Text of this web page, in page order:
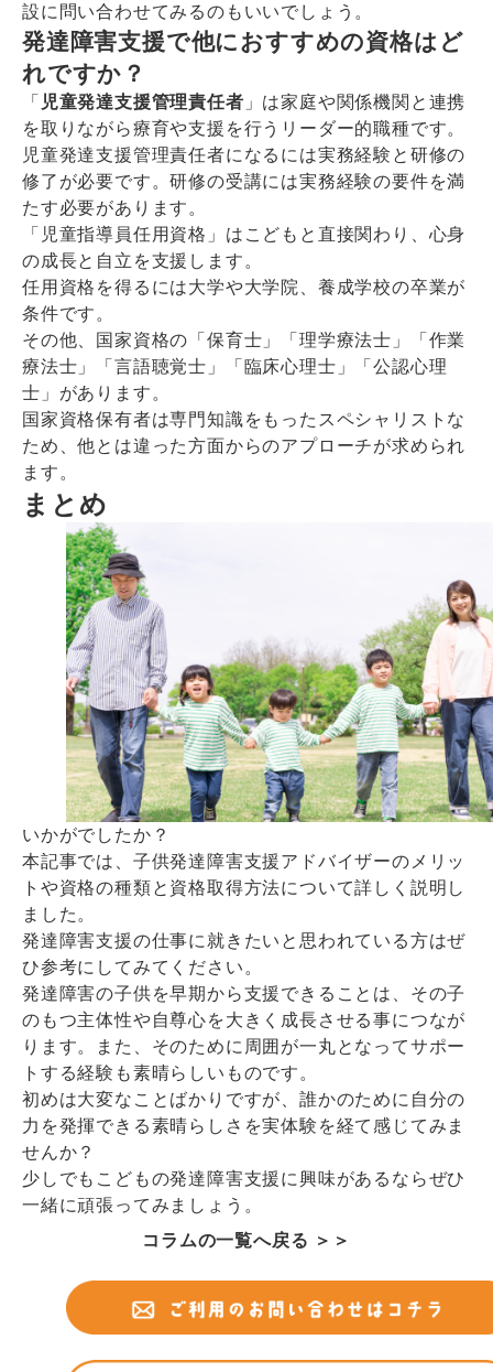
設に問い合わせてみるのもいいでしょう。
発達障害支援で他におすすめの資格はど
れですか？
「 児童発達支援管理責任者 」は家庭や関係機関と連携
を取りながら療育や支援を行うリーダー的職種です。
児童発達支援管理責任者になるには実務経験と研修の
修了が必要です。研修の受講には実務経験の要件を満
たす必要があります。
「児童指導員任用資格」はこどもと直接関わり、心身
の成長と自立を支援します。
任用資格を得るには大学や大学院、養成学校の卒業が
条件です。
その他、国家資格の「保育士」「理学療法士」「作業
療法士」「言語聴覚士」「臨床心理士」「公認心理
士」があります。
国家資格保有者は専門知識をもったスペシャリストな
ため、他とは違った方面からのアプローチが求められ
ます。
まとめ
いかがでしたか？
本記事では、子供発達障害支援アドバイザーのメリッ
トや資格の種類と資格取得方法について詳しく説明し
ました。
発達障害支援の仕事に就きたいと思われている方はぜ
ひ参考にしてみてください。
発達障害の子供を早期から支援できることは、その子
のもつ主体性や自尊心を大きく成長させる事につなが
ります。また、そのために周囲が一丸となってサポー
トする経験も素晴らしいものです。
初めは大変なことばかりですが、誰かのために自分の
力を発揮できる素晴らしさを実体験を経て感じてみま
せんか？
少しでもこどもの発達障害支援に興味があるならぜひ
一緒に頑張ってみましょう。
コラムの一覧へ戻る ＞＞